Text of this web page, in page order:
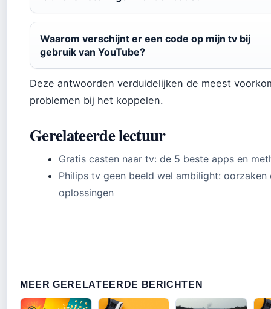
Waarom verschijnt er een code op mijn tv bij
gebruik van YouTube?
Deze antwoorden verduidelijken de meest
problemen bij het koppelen.
Gerelateerde lectuur
Gratis casten naar tv: de 5 beste apps en
Philips tv geen beeld wel ambilight: oorzaken
oplossingen
MEER GERELATEERDE BERICHTEN